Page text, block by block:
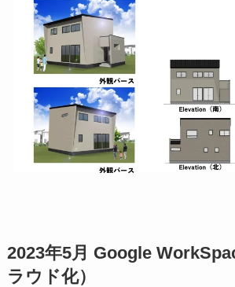
2023年5月 Google
ラウド化）